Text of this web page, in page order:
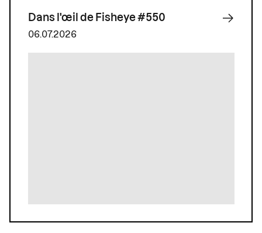
Dans l'œil de Fisheye #550
06.07.2026